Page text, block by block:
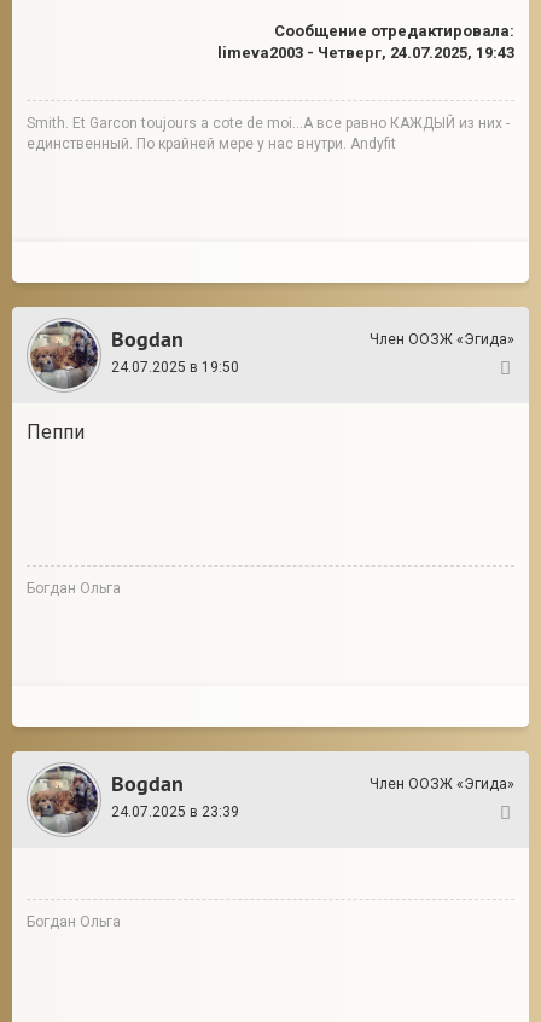
Сообщение отредактировала:
limeva2003 - Четверг, 24.07.2025, 19:43
Smith. Et Garcon toujours a cote de moi...А все равно КАЖДЫЙ из них -
единственный. По крайней мере у нас внутри. Andyfit
Bogdan
Член ООЗЖ «Эгида»
24.07.2025 в 19:50
Пеппи
Богдан Ольга
Bogdan
Член ООЗЖ «Эгида»
24.07.2025 в 23:39
Богдан Ольга